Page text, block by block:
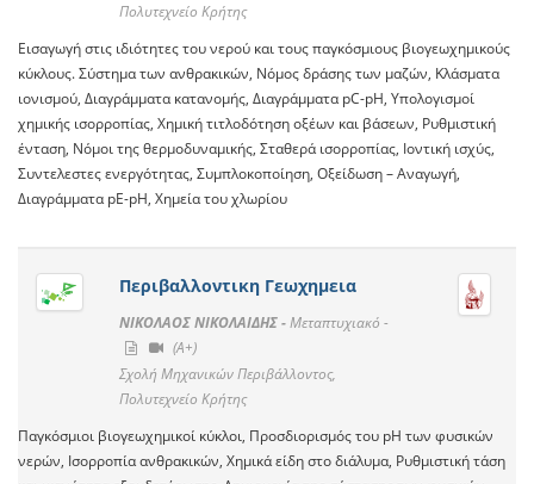
Πολυτεχνείο Κρήτης
Εισαγωγή στις ιδιότητες του νερού και τους παγκόσμιους βιογεωχημικούς
κύκλους. Σύστημα των ανθρακικών, Νόμος δράσης των μαζών, Κλάσματα
ιονισμού, Διαγράμματα κατανομής, Διαγράμματα pC-pH, Υπολογισμοί
χημικής ισορροπίας, Χημική τιτλοδότηση οξέων και βάσεων, Ρυθμιστική
ένταση, Νόμοι της θερμοδυναμικής, Σταθερά ισορροπίας, Ιοντική ισχύς,
Συντελεστες ενεργότητας, Συμπλοκοποίηση, Οξείδωση – Αναγωγή,
Διαγράμματα pE-pH, Χημεία του χλωρίου
Περιβαλλοντικη Γεωχημεια
ΝΙΚΟΛΑΟΣ ΝΙΚΟΛΑΙΔΗΣ -Μεταπτυχιακό -
(A+)
Σχολή Μηχανικών Περιβάλλοντος,
Πολυτεχνείο Κρήτης
Παγκόσμιοι βιογεωχημικοί κύκλοι, Προσδιορισμός του pH των φυσικών
νερών, Ισορροπία ανθρακικών, Χημικά είδη στο διάλυμα, Ρυθμιστική τάση